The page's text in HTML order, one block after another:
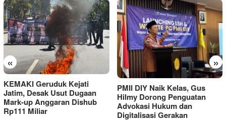
« »
KEMAKI Geruduk Kejati
Jatim, Desak Usut Dugaan
Mark-up Anggaran Dishub
Rp111 Miliar
PMII DIY Naik Kelas, Gus
Hilmy Dorong Penguatan
Advokasi Hukum dan
Digitalisasi Gerakan